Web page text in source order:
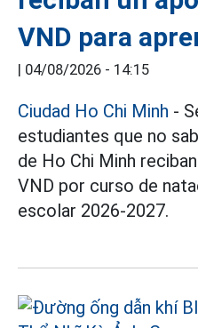
VND para
| 04/08/2026 - 14:15
Ciudad Ho Chi Minh -
estudiantes que no
de Ho Chi Minh
VND por curso de
escolar 2026-2027.